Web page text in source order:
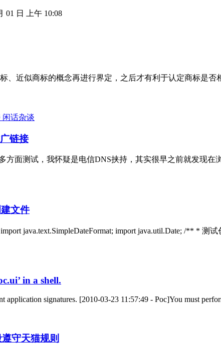
01 日 上午 10:08
、近似商标的概念再进行界定，之后才有利于认定商标是
闲话杂谈
链接
面测试，我怀疑是电信DNS挟持，其实很早之前就发现在
文件
import java.text.SimpleDateFormat; import java.util.Date; /** *
in a shell.
application signatures. [2010-03-23 11:57:49 - Poc]You must
守天猫规则